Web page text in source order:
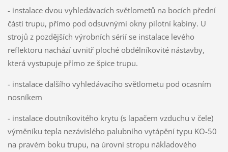
- instalace dvou vyhledávacích světlometů na bocích přední
části trupu, přímo pod odsuvnými okny pilotní kabiny. U
strojů z pozdějších výrobních sérií se instalace levého
reflektoru nachází uvnitř ploché obdélníkovité nástavby,
která vystupuje přímo ze špice trupu.
- instalace dalšího vyhledávacího světlometu pod ocasním
nosníkem
- instalace doutníkovitého krytu (s lapačem vzduchu v čele)
výměníku tepla nezávislého palubního vytápění typu KO-50
na pravém boku trupu, na úrovni stropu nákladového